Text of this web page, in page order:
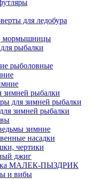
для ледобура
мормышницы
рыбалки
рыболовные
зимней рыбалки
для зимней рыбалки
зимней рыбалки
зимние
насадки
чертики
джиг
МАЛЕК-ПЫЗДРИК
и вибы